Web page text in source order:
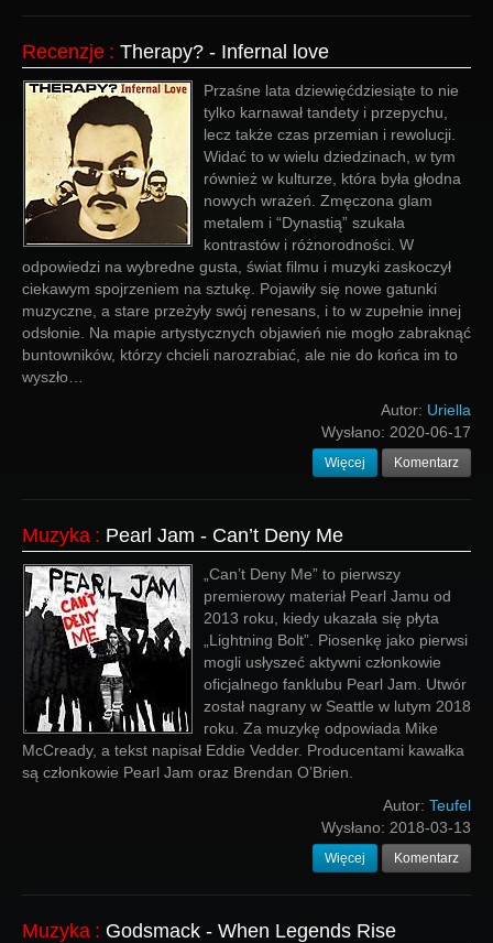
Recenzje : Therapy? - Infernal love
Przaśne lata dziewięćdziesiąte to nie
tylko karnawał tandety i przepychu,
lecz także czas przemian i rewolucji.
Widać to w wielu dziedzinach, w tym
również w kulturze, która była głodna
nowych wrażeń. Zmęczona glam
metalem i “Dynastią” szukała
kontrastów i różnorodności. W
odpowiedzi na wybredne gusta, świat filmu i muzyki zaskoczył
ciekawym spojrzeniem na sztukę. Pojawiły się nowe gatunki
muzyczne, a stare przeżyły swój renesans, i to w zupełnie innej
odsłonie. Na mapie artystycznych objawień nie mogło zabraknąć
buntowników, którzy chcieli narozrabiać, ale nie do końca im to
wyszło…
Autor: Uriella
Wysłano: 2020-06-17
Więcej Komentarz
Muzyka : Pearl Jam - Can’t Deny Me
„Can’t Deny Me” to pierwszy
premierowy materiał Pearl Jamu od
2013 roku, kiedy ukazała się płyta
„Lightning Bolt”. Piosenkę jako pierwsi
mogli usłyszeć aktywni członkowie
oficjalnego fanklubu Pearl Jam. Utwór
został nagrany w Seattle w lutym 2018
roku. Za muzykę odpowiada Mike
McCready, a tekst napisał Eddie Vedder. Producentami kawałka
są członkowie Pearl Jam oraz Brendan O’Brien.
Autor: Teufel
Wysłano: 2018-03-13
Więcej Komentarz
Muzyka : Godsmack - When Legends Rise